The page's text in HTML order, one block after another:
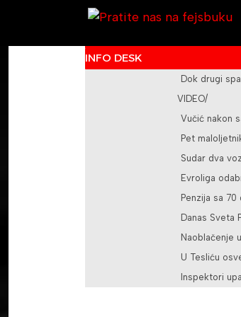
INFO DESK
Dok drugi
VIDEO/
Vučić nakon
Pet
Sudar dva
Evroliga
Penzija sa
Danas Sveta
Naoblačenje
U Tesliću
Inspektori